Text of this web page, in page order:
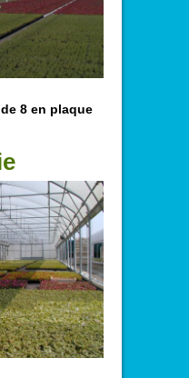
8 en plaque